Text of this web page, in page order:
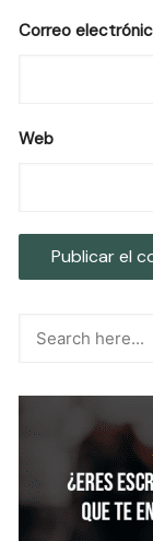
Correo
Web